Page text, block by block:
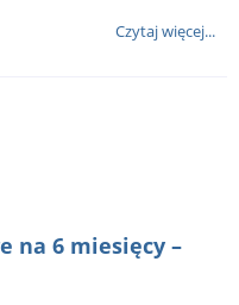
Czytaj więcej...
na 6 miesięcy –